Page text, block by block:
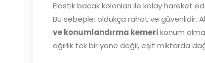
Elastik bacak kolonları ile kolay hareket
Bu sebeple; oldukça rahat ve güvenlidir.
ve konumlandırma kemerikonum
ağırlık tek bir yöne değil, eşit miktarda